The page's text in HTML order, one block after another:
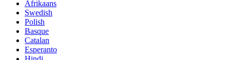
Afrikaans
Swedish
Polish
Basque
Catalan
Esperanto